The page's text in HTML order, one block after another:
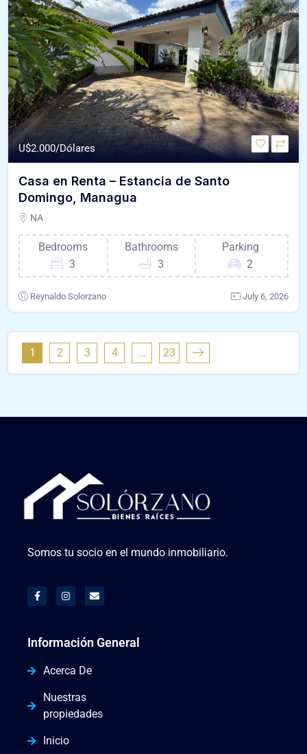
U$2.000/Dólares
Casa en Renta – Estancia de Santo
Domingo, Managua
NA
Bedrooms
3
Bathrooms
3
Parking
2
Reynaldo Solorzano July 6, 2026
1 2 3 4 … 23
Somos tu socio en el mundo inmobiliario.
Información General
Acerca De
Nuestras
propiedades
Inicio